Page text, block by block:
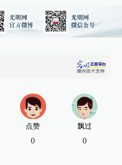
点赞
0
飘过
0